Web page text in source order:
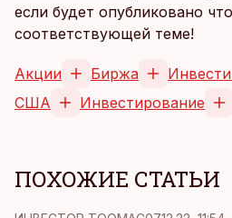
если будет опубликовано
соответствующей теме!
Акции Биржа
США
Инвестирование
ПОХОЖИЕ СТАТЬИ